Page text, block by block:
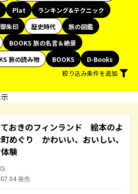
Plat
ランキング&テクニック
御朱印 歴史時代
旅の図鑑
BOOKS 旅の名言＆絶景
旅の読み物 BOOKS
D-Books
絞り込み条件を追加
ておきのフィンランド 絵本のよ
めぐり かわいい、おいしい、
験
発売